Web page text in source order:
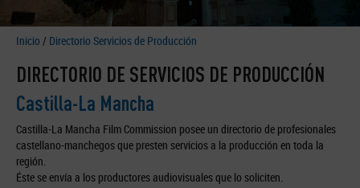
Inicio / Directorio Servicios de Producción
DIRECTORIO DE SERVICIOS DE PRODUCCIÓN
Castilla-La Mancha
Castilla-La Mancha Film Commission posee un directorio de profesionales
castellano-manchegos que presten servicios a la producción en toda la
región.
Éste se envía a los productores audiovisuales que lo soliciten.